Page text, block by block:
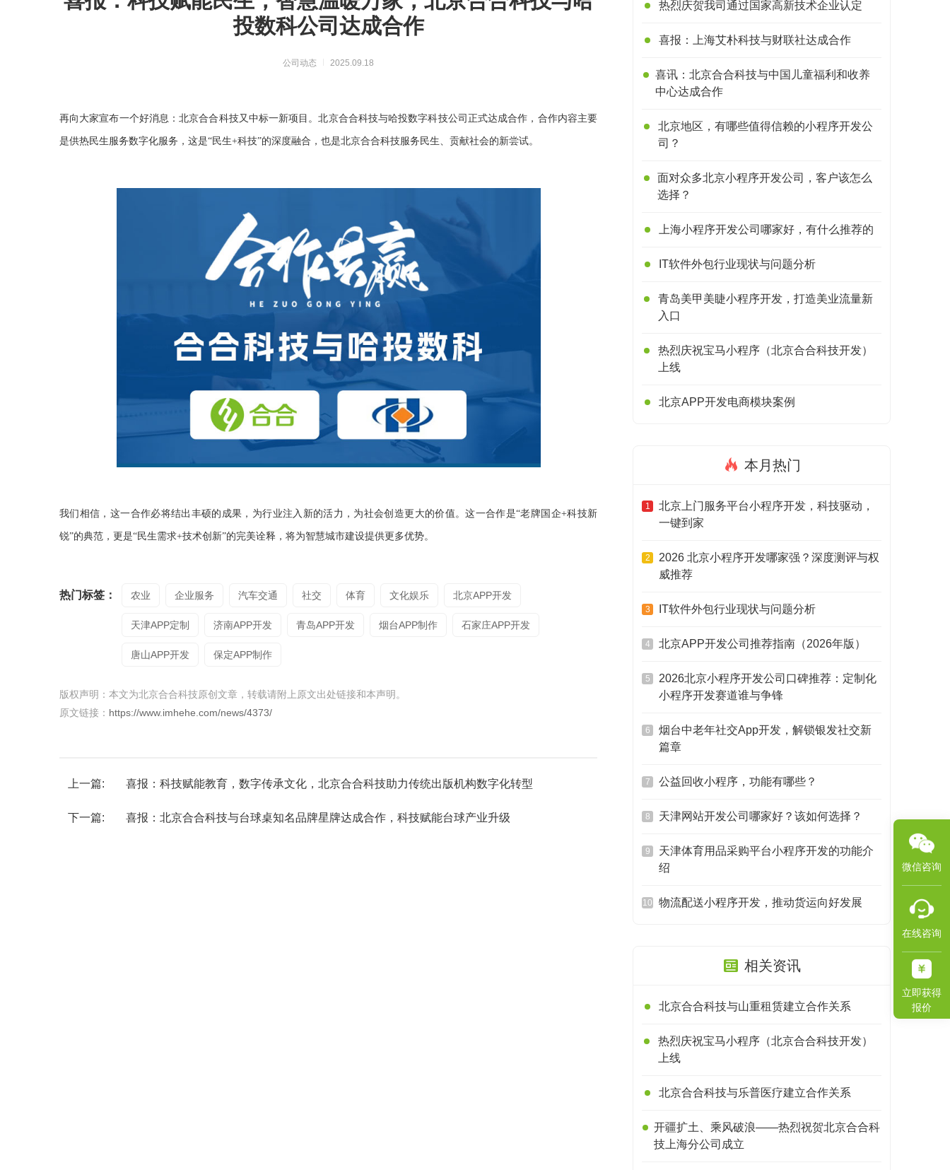
在线教育解决方案
物联网解决方案
智能物联网定制开发，帮助客户实
实现万物互联，推动智慧生活与产
微信咨询
在线咨询
立即获得
报价
投数科公司达成合作
公司动态 2025.09.18
再向大家宣布一个好消息：北京合合科技又中标一新项目。北京合合科技与哈投数字科技公司正式达成合作，合作内容主要
是供热民生服务数字化服务，这是“民生+科技”的深度融合，也是北京合合科技服务民生、贡献社会的新尝试。
我们相信，这一合作必将结出丰硕的成果，为行业注入新的活力，为社会创造更大的价值。这一合作是“老牌国企+科技新
锐”的典范，更是“民生需求+技术创新”的完美诠释，将为智慧城市建设提供更多优势。
热门标签： 农业 企业服务 汽车交通 社交 体育 文化娱乐 北京APP开发
天津APP定制 济南APP开发 青岛APP开发 烟台APP制作 石家庄APP开发
唐山APP开发 保定APP制作
版权声明：本文为北京合合科技原创文章，转载请附上原文出处链接和本声明。
原文链接： https://www.imhehe.com/news/4373/
上一篇: 喜报：科技赋能教育，数字传承文化，北京合合科技助力传统出版机构数字化转型
下一篇: 喜报：北京合合科技与台球桌知名品牌星牌达成合作，科技赋能台球产业升级
热烈庆贺我司通过国家高新技术企业认定
喜报：上海艾朴科技与财联社达成合作
喜讯：北京合合科技与中国儿童福利和收养
中心达成合作
北京地区，有哪些值得信赖的小程序开发公
司？
面对众多北京小程序开发公司，客户该怎么
选择？
上海小程序开发公司哪家好，有什么推荐的
IT软件外包行业现状与问题分析
青岛美甲美睫小程序开发，打造美业流量新
入口
热烈庆祝宝马小程序（北京合合科技开发）
上线
北京APP开发电商模块案例
本月热门
1
北京上门服务平台小程序开发，科技驱动，
一键到家
2
2026 北京小程序开发哪家强？深度测评与权
威推荐
3 IT软件外包行业现状与问题分析
4 北京APP开发公司推荐指南（2026年版）
5
2026北京小程序开发公司口碑推荐：定制化
小程序开发赛道谁与争锋
6
烟台中老年社交App开发，解锁银发社交新
篇章
7 公益回收小程序，功能有哪些？
8 天津网站开发公司哪家好？该如何选择？
9
天津体育用品采购平台小程序开发的功能介
绍
10 物流配送小程序开发，推动货运向好发展
相关资讯
北京合合科技与山重租赁建立合作关系
热烈庆祝宝马小程序（北京合合科技开发）
上线
北京合合科技与乐普医疗建立合作关系
开疆扩土、乘风破浪——热烈祝贺北京合合科
技上海分公司成立